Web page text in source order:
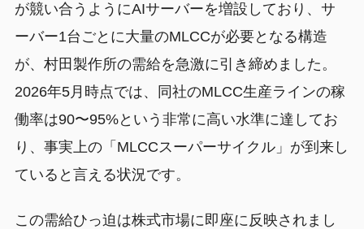
が競い合うようにAIサーバーを増設しており、サ
ーバー1台ごとに大量のMLCCが必要となる構造
が、村田製作所の需給を急激に引き締めました。
2026年5月時点では、同社のMLCC生産ラインの稼
働率は90〜95%という非常に高い水準に達してお
り、事実上の「MLCCスーパーサイクル」が到来し
ていると言える状況です。
この需給ひっ迫は株式市場に即座に反映されまし